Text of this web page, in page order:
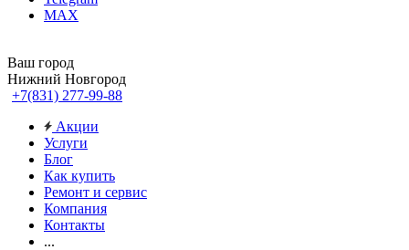
MAX
Ваш город
Нижний Новгород
+7(831) 277-99-88
Акции
Услуги
Блог
Как купить
Ремонт и сервис
Компания
Контакты
...